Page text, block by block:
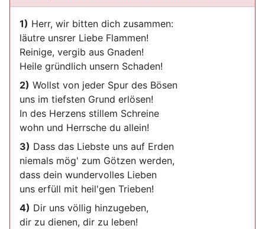
1) Herr, wir bitten dich zusammen:
läutre unsrer Liebe Flammen!
Reinige, vergib aus Gnaden!
Heile gründlich unsern Schaden!
2) Wollst von jeder Spur des Bösen
uns im tiefsten Grund erlösen!
In des Herzens stillem Schreine
wohn und Herrsche du allein!
3) Dass das Liebste uns auf Erden
niemals mög' zum Götzen werden,
dass dein wundervolles Lieben
uns erfüll mit heil'gen Trieben!
4) Dir uns völlig hinzugeben,
dir zu dienen, dir zu leben!